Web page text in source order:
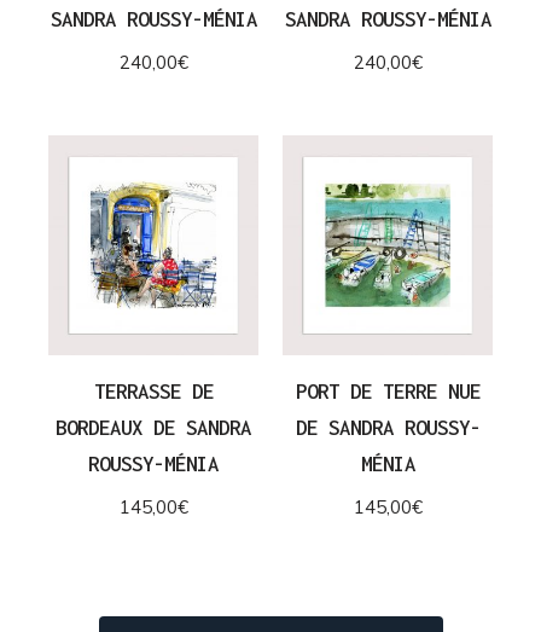
SANDRA ROUSSY-MÉNIA
240,00€
SANDRA ROUSSY-MÉNIA
240,00€
TERRASSE DE
BORDEAUX DE SANDRA
ROUSSY-MÉNIA
145,00€
PORT DE TERRE NUE
DE SANDRA ROUSSY-
MÉNIA
145,00€